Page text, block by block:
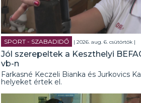
SPORT - SZABADIDŐ | 2026. aug. 6. csütörtök |
Jól szerepeltek a Keszthelyi
vb-n
Farkasné Keczeli Bianka és Jurkovics
helyeket értek el.